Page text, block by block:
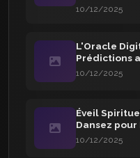
10/12/2025
L'Oracle
Prédictions
10/12/2025
Éveil
Dansez pour
10/12/2025